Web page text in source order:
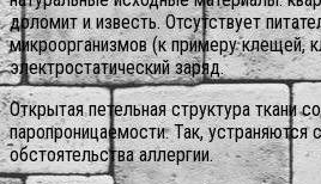
доломит и известь. Отсутствует
микроорганизмов (к примеру клещей,
электростатический заряд.
Открытая петельная структура ткани
паропроницаемости. Так,
обстоятельства аллергии.